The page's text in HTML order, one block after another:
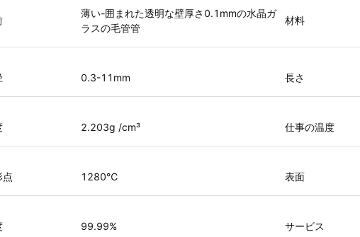
薄い-囲まれた透明な壁厚さ0.1mmの水晶ガ
ラスの毛管管
材料
0.3-11mm 長さ
2.203g /cm³ 仕事の温度
点 1280℃ 表面
99.99% サービス